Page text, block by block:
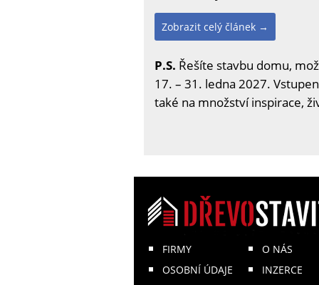
Zobrazit celý článek →
P.S. Řešíte stavbu domu,
17. – 31. ledna 2027.
také na množství inspirace,
FIRMY
OSOBNÍ ÚDAJE
O NÁS
INZERCE